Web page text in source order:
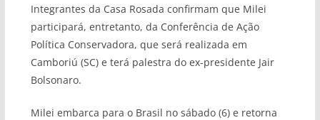
Integrantes da Casa Rosada confirmam que Milei
participará, entretanto, da Conferência de Ação
Política Conservadora, que será realizada em
Camboriú (SC) e terá palestra do ex-presidente Jair
Bolsonaro.
Milei embarca para o Brasil no sábado (6) e retorna